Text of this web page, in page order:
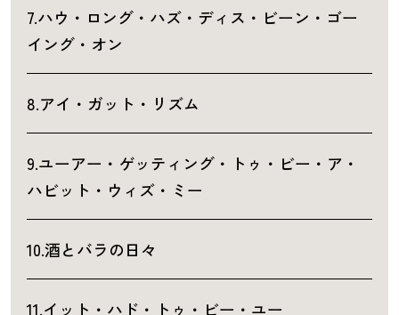
7.ハウ・ロング・ハズ・ディス・ビーン・ゴー
イング・オン
8.アイ・ガット・リズム
9.ユーアー・ゲッティング・トゥ・ビー・ア・
ハビット・ウィズ・ミー
10.酒とバラの日々
11.イット・ハド・トゥ・ビー・ユー